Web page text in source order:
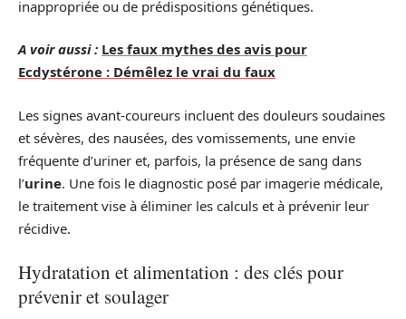
inappropriée ou de prédispositions génétiques.
A voir aussi : Les faux mythes des avis pour
Ecdystérone : Démêlez le vrai du faux
Les signes avant-coureurs incluent des douleurs soudaines
et sévères, des nausées, des vomissements, une envie
fréquente d’uriner et, parfois, la présence de sang dans
l’urine. Une fois le diagnostic posé par imagerie médicale,
le traitement vise à éliminer les calculs et à prévenir leur
récidive.
Hydratation et alimentation : des clés pour
prévenir et soulager